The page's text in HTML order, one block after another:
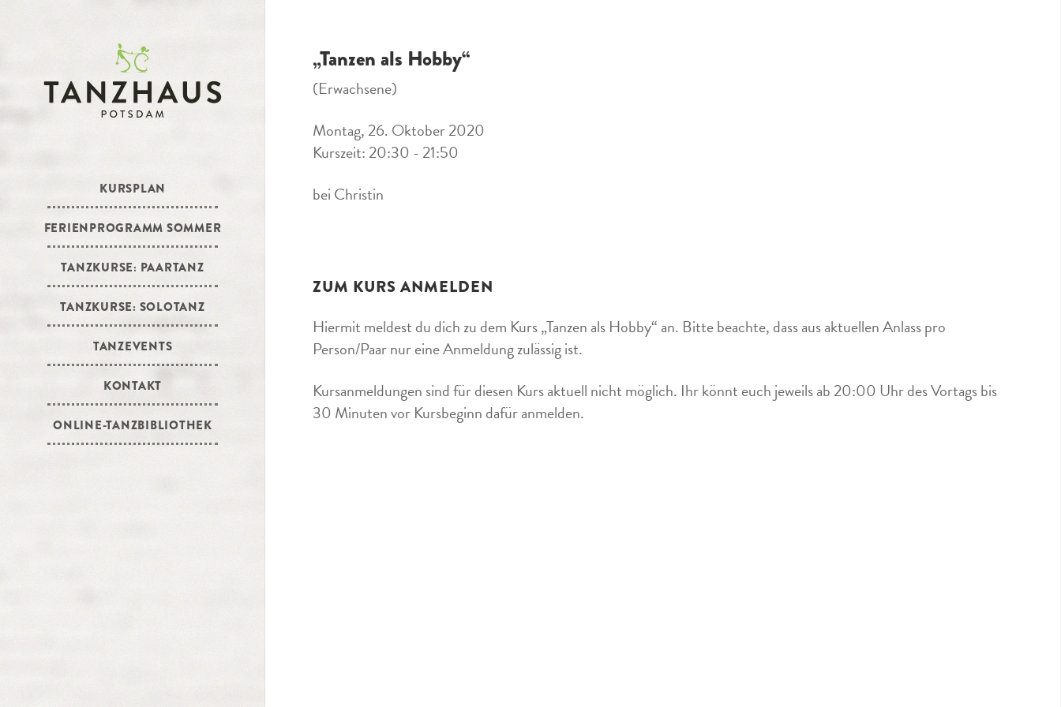
KURSPLAN
FERIENPROGRAMM SOMMER
TANZKURSE: PAARTANZ
TANZKURSE: SOLOTANZ
TANZEVENTS
KONTAKT
ONLINE-TANZBIBLIOTHEK
„Tanzen als Hobby“
(Erwachsene)
Montag, 26. Oktober 2020
Kurszeit: 20:30 - 21:50
bei Christin
ZUM KURS ANMELDEN
Hiermit meldest du dich zu dem Kurs „Tanzen als Hobby“ an. Bitte beachte, dass aus aktuellen Anlass pro
Person/Paar nur eine Anmeldung zulässig ist.
Kursanmeldungen sind für diesen Kurs aktuell nicht möglich. Ihr könnt euch jeweils ab 20:00 Uhr des Vortags bis
30 Minuten vor Kursbeginn dafür anmelden.